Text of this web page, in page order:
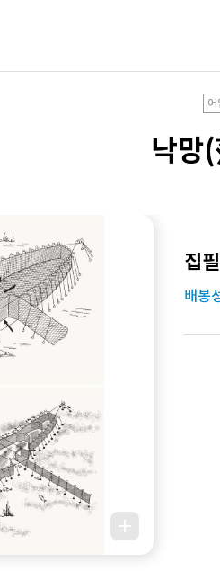
어
낙망
집
배봉